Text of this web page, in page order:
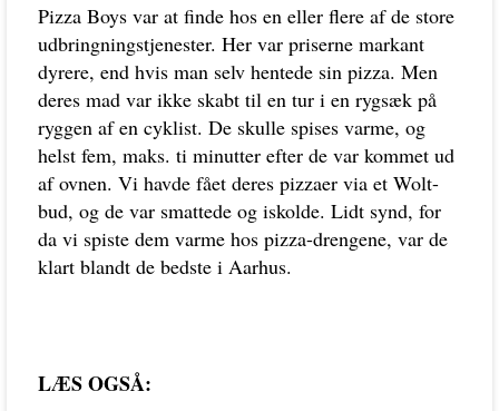
Pizza Boys var at finde hos en eller flere af de store
udbringningstjenester. Her var priserne markant
dyrere, end hvis man selv hentede sin pizza. Men
deres mad var ikke skabt til en tur i en rygsæk på
ryggen af en cyklist. De skulle spises varme, og
helst fem, maks. ti minutter efter de var kommet ud
af ovnen. Vi havde fået deres pizzaer via et Wolt-
bud, og de var smattede og iskolde. Lidt synd, for
da vi spiste dem varme hos pizza-drengene, var de
klart blandt de bedste i Aarhus.
LÆS OGSÅ: